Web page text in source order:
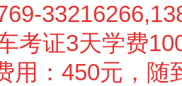
考证3天学费
用：450元，